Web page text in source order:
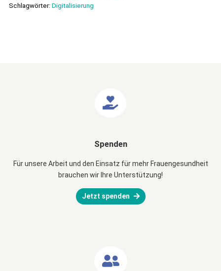
Schlagwörter: Digitalisierung
Spenden
Für unsere Arbeit und den Einsatz für mehr Frauengesundheit
brauchen wir Ihre Unterstützung!
Jetzt spenden